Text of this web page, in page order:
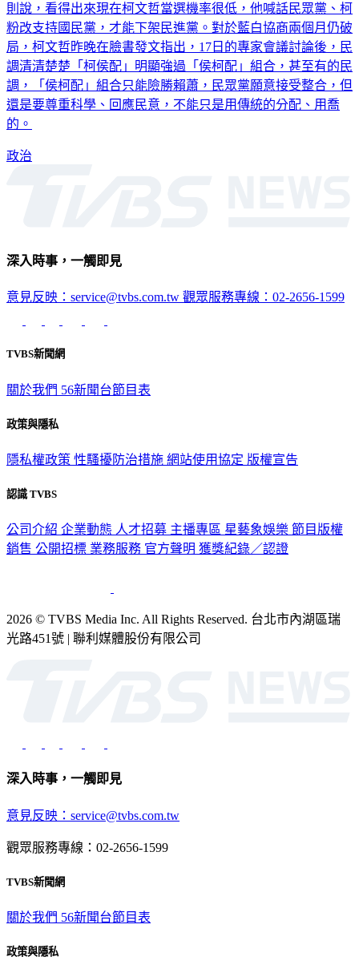
則說，看得出來現在柯文哲當選機率很低，他喊話民眾黨、柯
粉改支持國民黨，才能下架民進黨。對於藍白協商兩個月仍破
局，柯文哲昨晚在臉書發文指出，17日的專家會議討論後，民
調清清楚楚「柯侯配」明顯強過「侯柯配」組合，甚至有的民
調，「侯柯配」組合只能險勝賴蕭，民眾黨願意接受整合，但
還是要尊重科學、回應民意，不能只是用傳統的分配、用喬
的。
政治
深入時事，一觸即見
意見反映：service@tvbs.com.tw 觀眾服務專線：02-2656-1599
TVBS新聞網
關於我們 56新聞台節目表
政策與隱私
隱私權政策 性騷擾防治措施 網站使用協定 版權宣告
認識 TVBS
公司介紹 企業動態 人才招募 主播專區 星藝象娛樂 節目版權
銷售 公開招標 業務服務 官方聲明 獲獎紀錄／認證
2026 © TVBS Media Inc. All Rights Reserved. 台北市內湖區瑞
光路451號 | 聯利媒體股份有限公司
深入時事，一觸即見
意見反映：service@tvbs.com.tw
觀眾服務專線：02-2656-1599
TVBS新聞網
關於我們 56新聞台節目表
政策與隱私